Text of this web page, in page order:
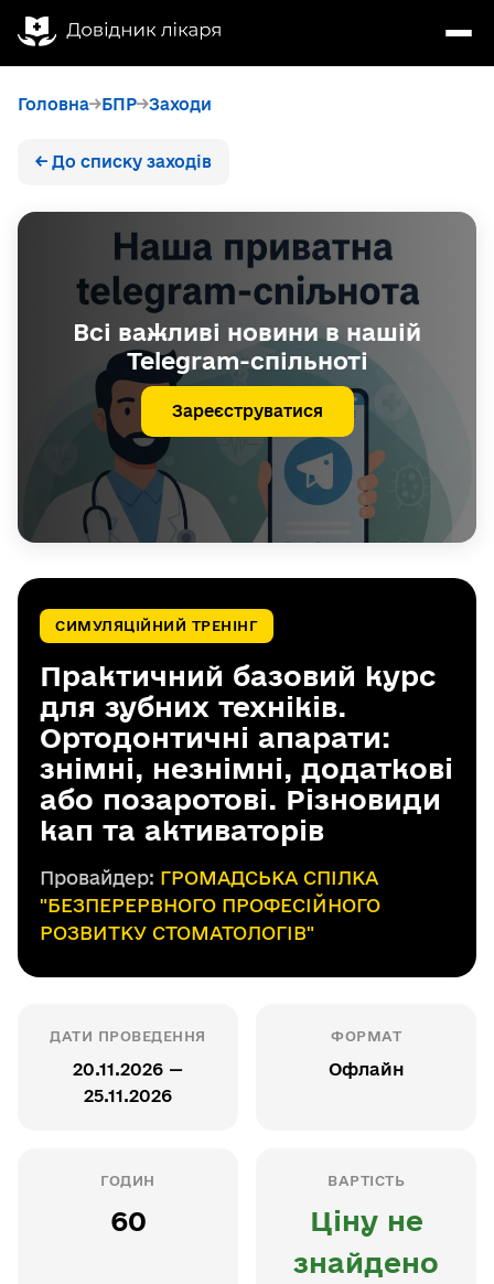
Головна БПР Заходи
← До списку заходів
Всі важливі новини в нашій
Telegram-спільноті
Зареєструватися
СИМУЛЯЦІЙНИЙ ТРЕНІНГ
Практичний базовий курс
для зубних техніків.
Ортодонтичні апарати:
знімні, незнімні, додаткові
або позаротові. Різновиди
кап та активаторів
Провайдер: ГРОМАДСЬКА СПІЛКА
"БЕЗПЕРЕРВНОГО ПРОФЕСІЙНОГО
РОЗВИТКУ СТОМАТОЛОГІВ"
ДАТИ ПРОВЕДЕННЯ
20.11.2026 —
25.11.2026
ФОРМАТ
Офлайн
ГОДИН
60
ВАРТІСТЬ
Ціну не
знайдено